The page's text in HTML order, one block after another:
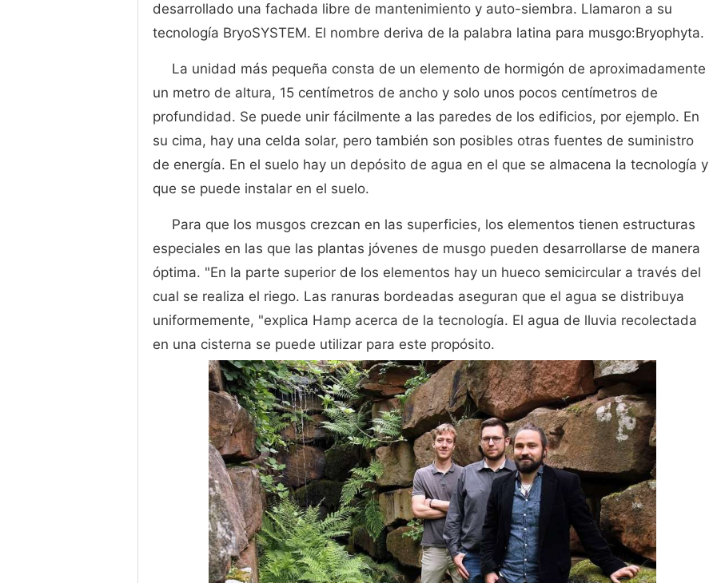
desarrollado una fachada libre de mantenimiento y auto-siembra. Llamaron a su
tecnología BryoSYSTEM. El nombre deriva de la palabra latina para musgo:Bryophyta.
La unidad más pequeña consta de un elemento de hormigón de aproximadamente
un metro de altura, 15 centímetros de ancho y solo unos pocos centímetros de
profundidad. Se puede unir fácilmente a las paredes de los edificios, por ejemplo. En
su cima, hay una celda solar, pero también son posibles otras fuentes de suministro
de energía. En el suelo hay un depósito de agua en el que se almacena la tecnología y
que se puede instalar en el suelo.
Para que los musgos crezcan en las superficies, los elementos tienen estructuras
especiales en las que las plantas jóvenes de musgo pueden desarrollarse de manera
óptima. "En la parte superior de los elementos hay un hueco semicircular a través del
cual se realiza el riego. Las ranuras bordeadas aseguran que el agua se distribuya
uniformemente, "explica Hamp acerca de la tecnología. El agua de lluvia recolectada
en una cisterna se puede utilizar para este propósito.